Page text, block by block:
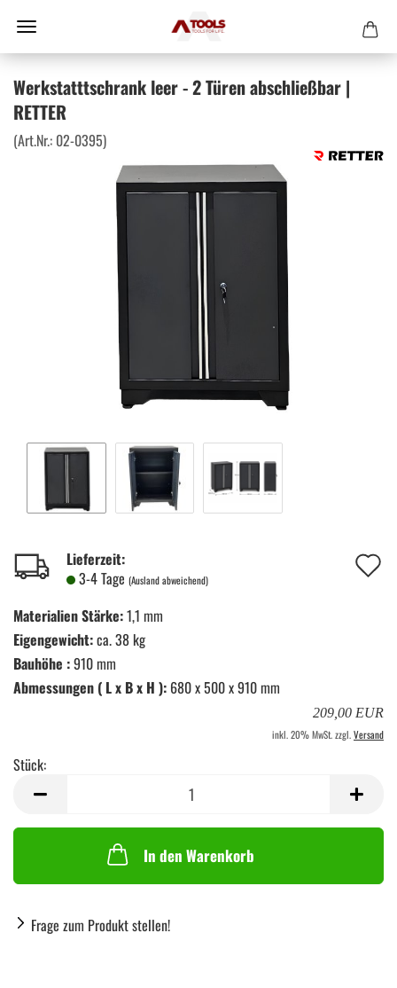
Werkstatttschrank leer - 2 Türen abschließbar |
RETTER
(Art.Nr.: 02-0395)
Lieferzeit:
3-4 Tage (Ausland abweichend)
Materialien Stärke:1,1 mm
Eigengewicht:ca. 38 kg
Bauhöhe :910 mm
Abmessungen ( L x B x H ): 680 x 500 x 910 mm
209,00 EUR
inkl. 20% MwSt. zzgl.Versand
Stück:
In den Warenkorb
Frage zum Produkt stellen!